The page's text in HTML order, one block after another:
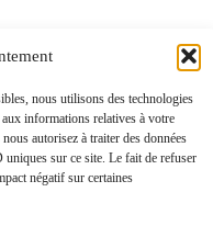
nous utilisons des technologies
informations relatives à votre
autorisez à traiter des données
sur ce site. Le fait de refuser
négatif sur certaines